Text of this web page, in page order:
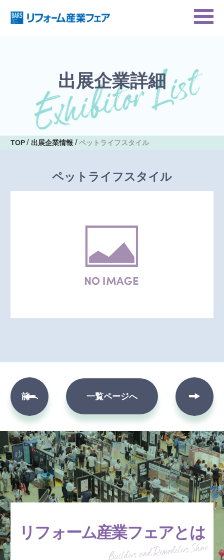
出展企業詳細
TOP 出展企業情報 ペットライフスタイル
ペットライフスタイル
前へ 一覧ページへ
次へ
リフォーム産業フェアとは